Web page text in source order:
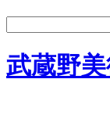
武蔵野